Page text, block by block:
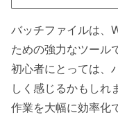
バッチファイルは、
ための強力なツール
初心者にとっては、
しく感じるかもしれ
作業を大幅に効率化